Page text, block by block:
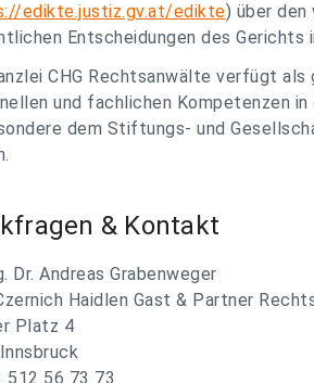
edikte.justiz.gv.at/edikte) über
Entscheidungen des Gerichts
CHG Rechtsanwälte verfügt
und fachlichen Kompetenzen
dem Stiftungs- und
& Kontakt
Dr. Andreas Grabenweger
Haidlen Gast & Partner
Platz 4
512 56 73 73